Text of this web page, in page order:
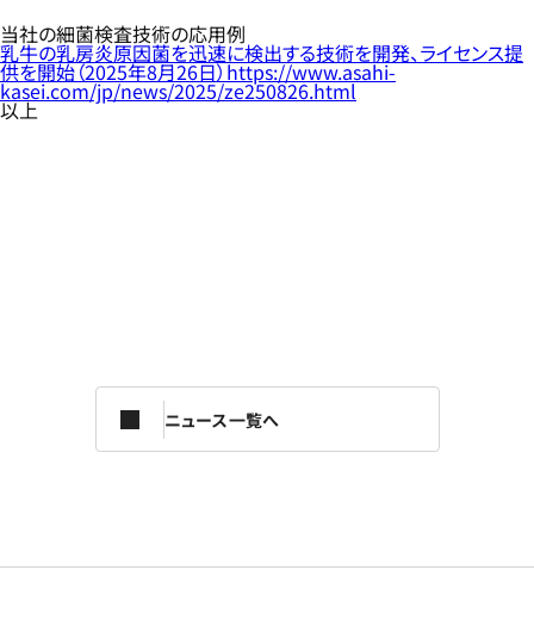
当社の細菌検査技術の応用例
乳牛の乳房炎原因菌を迅速に検出する技術を開発、ライセンス提
供を開始（2025年8月26日）https://www.asahi-
kasei.com/jp/news/2025/ze250826.html
以上
ニュース一覧へ